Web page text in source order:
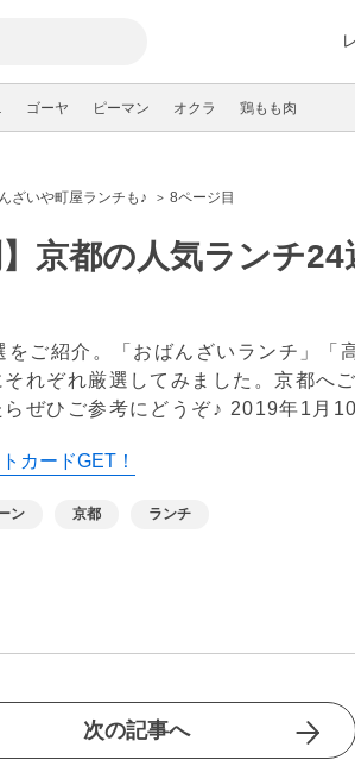
ゴーヤ ピーマン オクラ 鶏もも肉
ざいや町屋ランチも♪ 8ページ目
】京都の人気ランチ
ご紹介。「おばんざいランチ」「
れぞれ厳選してみました。京都へ
ぜひご参考にどうぞ♪ 2019年1月
カードGET！
ン 京都 ランチ
次の記事へ